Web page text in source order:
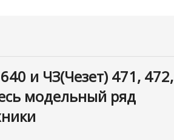
и ЧЗ(Чезет) 471, 472,
модельный ряд